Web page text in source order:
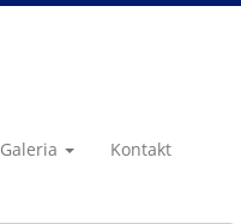
Galeria Kontakt